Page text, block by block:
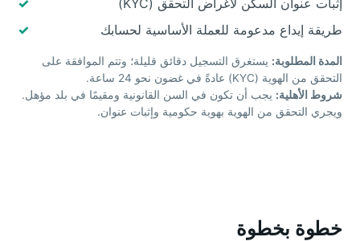
طريقة إيداع مدعومة للعملة الأساسية لحسابك
المدة المطلوبة: يستغرق التسجيل دقائق قليلة؛ وتتم الموافقة على
التحقق من الهوية (KYC) عادةً في غضون نحو 24 ساعة.
شروط الأهلية: يجب أن تكون في السن القانونية ومقيمًا في بلد مؤهل.
ويجري التحقق من الهوية بهوية حكومية وإثبات عنوان.
خطوة بخطوة